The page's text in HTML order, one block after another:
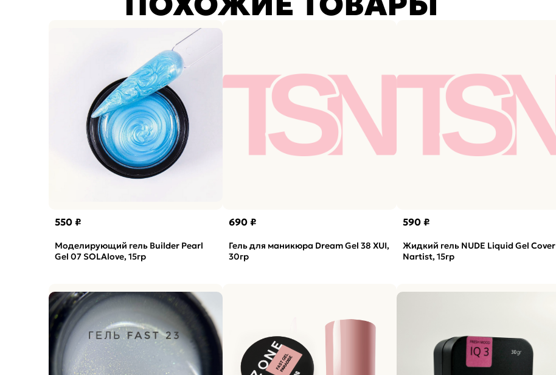
550 ₽
Моделирующий гель Builder Pearl
Gel 07 SOLAlove, 15гр
690 ₽
Гель для маникюра Dream Gel 38 XUI,
30гр
590 ₽
Жидкий гель NUDE Liquid Gel Cover
Nartist, 15гр